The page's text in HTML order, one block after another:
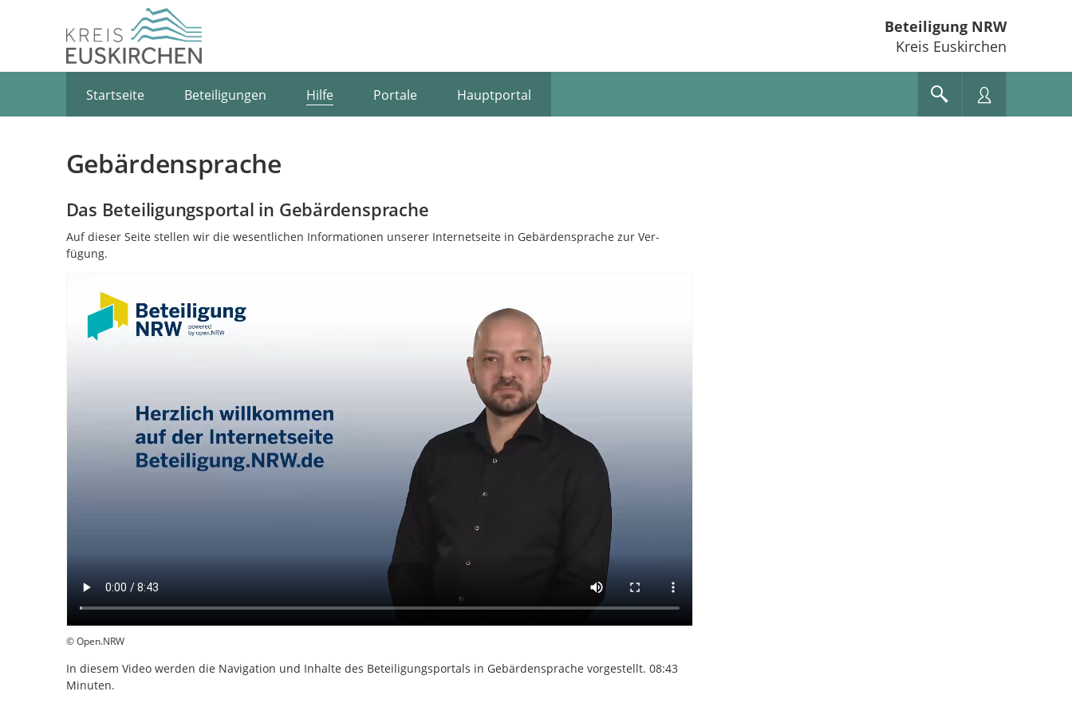
Beteiligung NRW
Kreis Euskirchen
Startseite Beteiligungen Hilfe Portale Hauptportal
Gebärdensprache
Das Beteiligungsportal in Gebärdensprache
Auf dieser Seite stellen wir die we­sent­lichen In­for­ma­tionen unserer In­ter­netseite in Ge­bär­den­sprache zur Ver­
fügung.
© Open.NRW
In diesem Video werden die Navigation und Inhalte des Beteiligungsportals in Gebärdensprache vorgestellt. 08:43
Minuten.